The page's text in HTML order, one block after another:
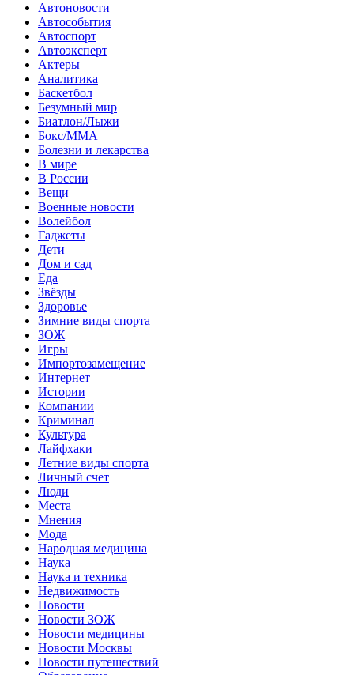
Автоновости
Автособытия
Автоспорт
Автоэксперт
Актеры
Аналитика
Баскетбол
Безумный мир
Биатлон/Лыжи
Бокс/MMA
Болезни и лекарства
В мире
В России
Вещи
Военные новости
Волейбол
Гаджеты
Дети
Дом и сад
Еда
Звёзды
Здоровье
Зимние виды спорта
ЗОЖ
Игры
Импортозамещение
Интернет
Истории
Компании
Криминал
Культура
Лайфхаки
Летние виды спорта
Личный счет
Люди
Места
Мнения
Мода
Народная медицина
Наука
Наука и техника
Недвижимость
Новости
Новости ЗОЖ
Новости медицины
Новости Москвы
Новости путешествий